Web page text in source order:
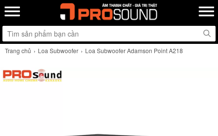
Trang chủ Loa Subwoofer Loa Subwoofer Adamson Point A218